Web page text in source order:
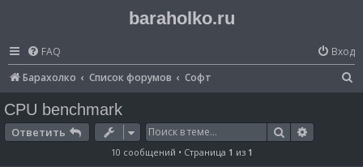
baraholko.ru
FAQ
Вход
Барахолко
Список форумов Софт
CPU benchmark
Ответить Поиск
10 сообщений • Страница 1 из 1